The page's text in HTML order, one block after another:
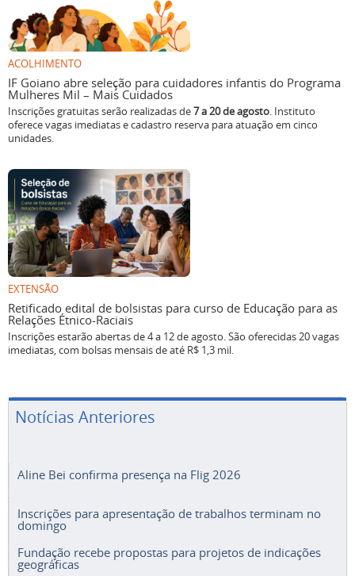
ACOLHIMENTO
IF Goiano abre seleção para cuidadores infantis do Programa
Mulheres Mil – Mais Cuidados
Inscrições gratuitas serão realizadas de7 a 20 de agosto. Instituto
oferece vagas imediatas e cadastro reserva para atuação em cinco
unidades.
EXTENSÃO
Retificado edital de bolsistas para curso de Educação para as
Relações Étnico-Raciais
Inscrições estarão abertas de 4 a 12 de agosto. São oferecidas 20 vagas
imediatas, com bolsas mensais de até R$ 1,3 mil.
Notícias Anteriores
Aline Bei confirma presença na Flig 2026
Inscrições para apresentação de trabalhos terminam no
domingo
Fundação recebe propostas para projetos de indicações
geográficas